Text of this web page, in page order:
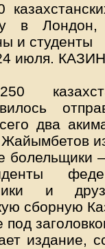
в
и студенты
июля.
два
болельщики
и
сборную
под
издание,